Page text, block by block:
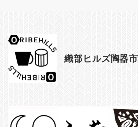
織部ヒルズ陶器市